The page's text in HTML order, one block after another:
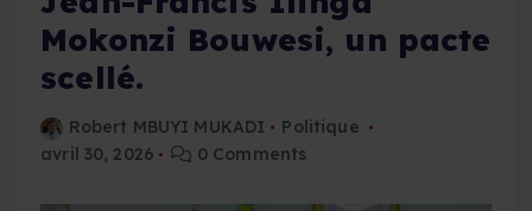
Mokonzi Bouwesi, un pacte
scellé.
Robert MBUYI MUKADI
Politique
avril 30, 2026
0 Comments